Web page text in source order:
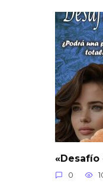
«Desafío
0